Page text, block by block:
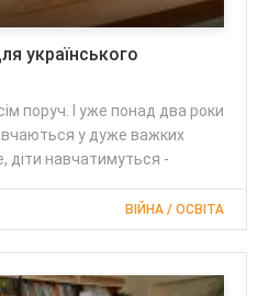
українського
поруч. І уже понад два роки
у дуже важких
діти навчатимуться -
ВІЙНА / ОСВІТА